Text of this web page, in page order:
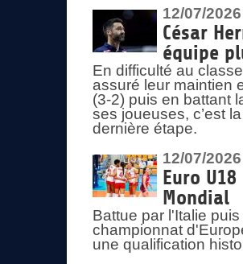
12/07/2026
César
équipe
En difficulté au
assuré leur maintien
(3-2) puis en battant
ses joueuses, c’est
dernière étape.
12/07/2026
Euro
Mondial
Battue par l'Italie
championnat
une qualification